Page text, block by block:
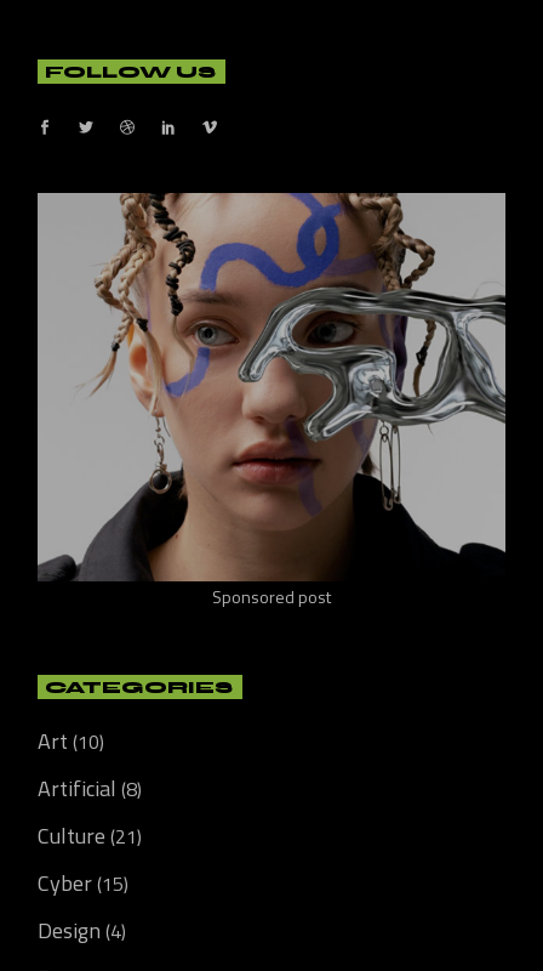
FOLLOW US
Sponsored post
CATEGORIES
Art (10)
Artificial (8)
Culture (21)
Cyber(15)
Design (4)